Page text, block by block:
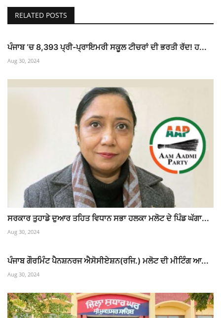
RELATED POSTS
ਪੰਜਾਬ ‘ਚ 8,393 ਪ੍ਰੀ-ਪ੍ਰਾਇਮਰੀ ਸਕੂਲ ਟੀਚਰਾਂ ਦੀ ਭਰਤੀ ਰੱਦ! ਹ...
Aug 30, 2024
ਸਰਕਾਰ ਤੁਹਾਡੇ ਦੁਆਰ ਤਹਿਤ ਵਿਧਾਨ ਸਭਾ ਹਲਕਾ ਮਲੋਟ ਦੇ ਪਿੰਡ ਘੱਗਾ...
Aug 30, 2024
ਪੰਜਾਬ ਗੌਰਮਿੰਟ ਪੈਨਸ਼ਨਰਜ ਐਸੋਸੀਏਸ਼ਨ(ਰਜਿ.) ਮਲੋਟ ਦੀ ਮੀਟਿੰਗ ਆ...
Aug 30, 2024